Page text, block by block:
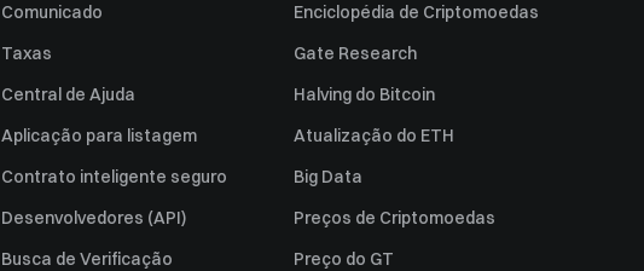
Comunicado
Taxas
Central de Ajuda
Aplicação para listagem
Contrato inteligente seguro
Desenvolvedores (API)
Busca de Verificação
Enciclopédia de Criptomoedas
Gate Research
Halving do Bitcoin
Atualização do ETH
Big Data
Preços de Criptomoedas
Preço do GT